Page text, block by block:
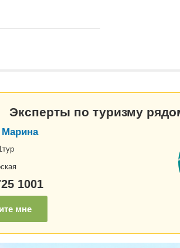
Эксперты по туризму
1001
мне